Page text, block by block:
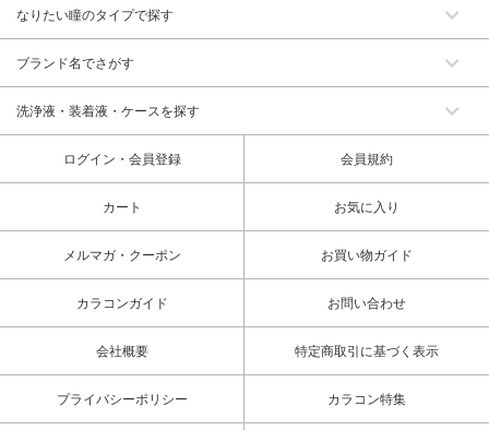
なりたい瞳のタイプで探す
ブランド名でさがす
洗浄液・装着液・ケースを探す
ログイン・会員登録 会員規約
カート お気に入り
メルマガ・クーポン お買い物ガイド
カラコンガイド お問い合わせ
会社概要 特定商取引に基づく表示
プライバシーポリシー カラコン特集